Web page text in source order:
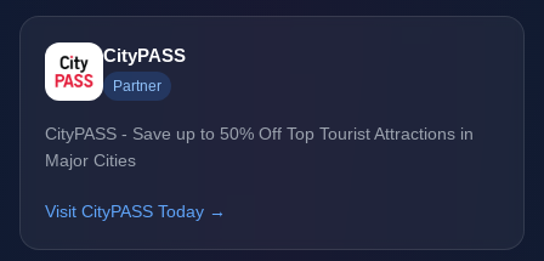
CityPASS
Partner
CityPASS - Save up to 50% Off Top Tourist Attractions in
Major Cities
Visit CityPASS Today →